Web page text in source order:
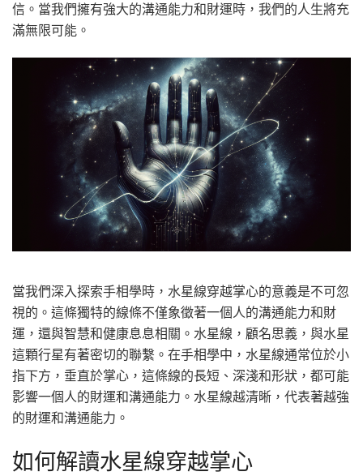
信。當我們擁有強大的溝通能力和財運時，我們的人生將充
滿無限可能。
當我們深入探索手相學時，水星線穿越掌心的意義是不可忽
視的。這條獨特的線條不僅象徵著一個人的溝通能力和財
運，還與智慧和健康息息相關。水星線，顧名思義，與水星
這顆行星有著密切的聯繫。在手相學中，水星線通常位於小
指下方，垂直於掌心，這條線的長短、深淺和形狀，都可能
影響一個人的財運和溝通能力。水星線越清晰，代表著越強
的財運和溝通能力。
如何解讀水星線穿越掌心